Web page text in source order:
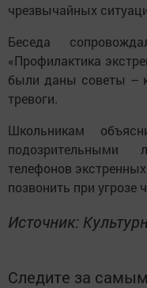
чрезвычайных
Беседа
«Профилактика
были даны советы –
тревоги.
Школьникам
телефонов
позвонить при угрозе
Источник:
Следите за